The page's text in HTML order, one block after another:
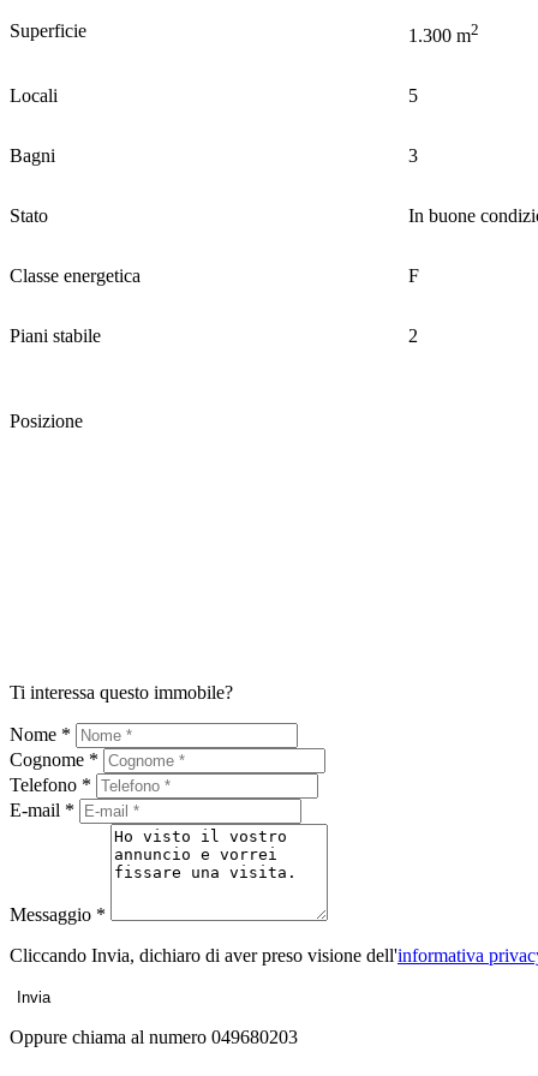
Superficie 1.300 m2
Locali 5
Bagni 3
Stato In buone
Classe energetica F
Piani stabile 2
Posizione
Ti interessa questo immobile?
Nome *
Cognome *
Telefono *
E-mail *
Messaggio *
Cliccando Invia, dichiaro di aver preso visione dell'informativa
Invia
Oppure chiama al numero 049680203